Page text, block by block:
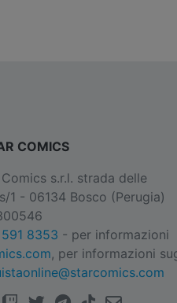
COMICS
s.r.l. strada delle
1 - 06134 Bosco (Perugia)
8353 - per informazioni
, per informazioni